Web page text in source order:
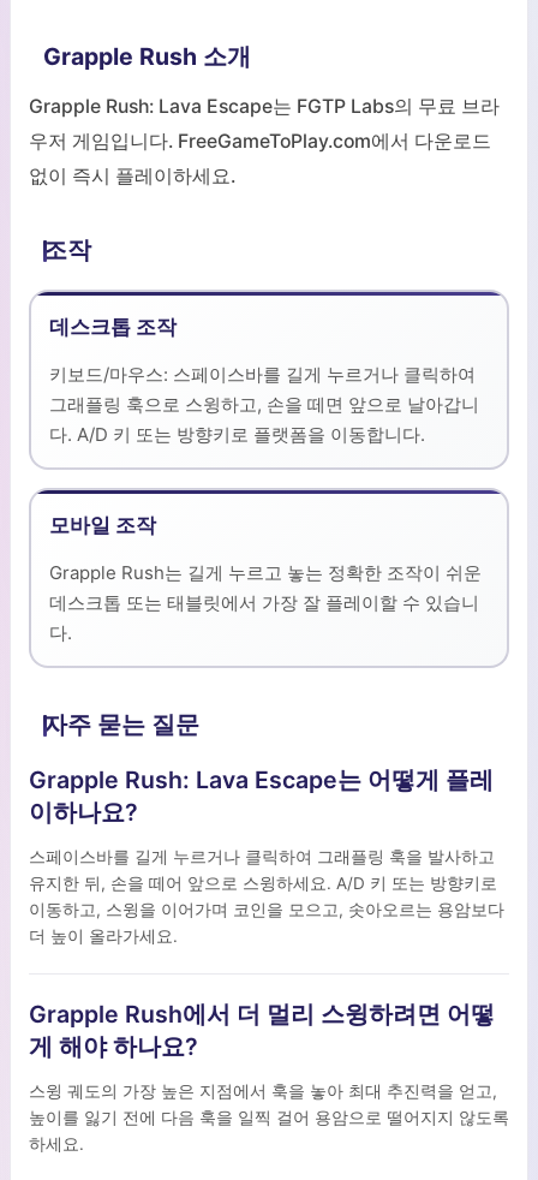
Grapple Rush 소개
Grapple Rush: Lava Escape는 FGTP Labs의 무료 브라
우저 게임입니다. FreeGameToPlay.com에서 다운로드
없이 즉시 플레이하세요.
조작
데스크톱 조작
키보드/마우스: 스페이스바를 길게 누르거나 클릭하여
그래플링 훅으로 스윙하고, 손을 떼면 앞으로 날아갑니
다. A/D 키 또는 방향키로 플랫폼을 이동합니다.
모바일 조작
Grapple Rush는 길게 누르고 놓는 정확한 조작이 쉬운
데스크톱 또는 태블릿에서 가장 잘 플레이할 수 있습니
다.
자주 묻는 질문
Grapple Rush: Lava Escape는 어떻게 플레
이하나요?
스페이스바를 길게 누르거나 클릭하여 그래플링 훅을 발사하고
유지한 뒤, 손을 떼어 앞으로 스윙하세요. A/D 키 또는 방향키로
이동하고, 스윙을 이어가며 코인을 모으고, 솟아오르는 용암보다
더 높이 올라가세요.
Grapple Rush에서 더 멀리 스윙하려면 어떻
게 해야 하나요?
스윙 궤도의 가장 높은 지점에서 훅을 놓아 최대 추진력을 얻고,
높이를 잃기 전에 다음 훅을 일찍 걸어 용암으로 떨어지지 않도록
하세요.